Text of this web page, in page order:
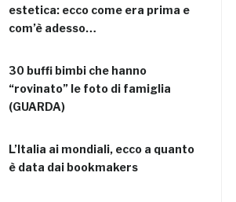
estetica: ecco come era prima e
com’è adesso…
30 buffi bimbi che hanno
“rovinato” le foto di famiglia
(GUARDA)
L’Italia ai mondiali, ecco a quanto
è data dai bookmakers